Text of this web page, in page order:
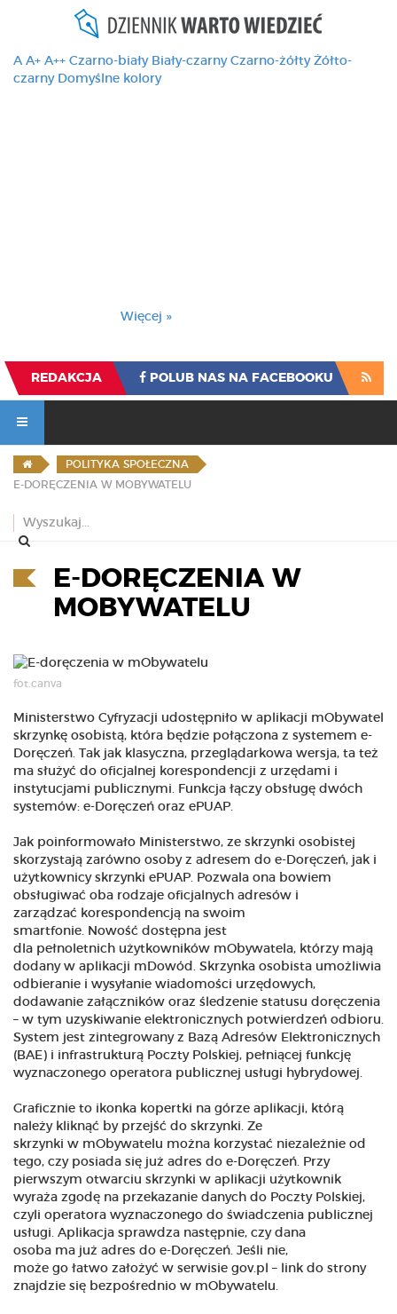
A A+ A++ Czarno-biały Biały-czarny Czarno-żółty Żółto-
czarny Domyślne kolory
Więcej »
REDAKCJA POLUB NAS NA FACEBOOKU
POLITYKA SPOŁECZNA
E-DORĘCZENIA W MOBYWATELU
E-DORĘCZENIA W
MOBYWATELU
fot.canva
Ministerstwo Cyfryzacji udostępniło w aplikacji mObywatel
skrzynkę osobistą, która będzie połączona z systemem e-
Doręczeń. Tak jak klasyczna, przeglądarkowa wersja, ta też
ma służyć do oficjalnej korespondencji z urzędami i
instytucjami publicznymi. Funkcja łączy obsługę dwóch
systemów: e-Doręczeń oraz ePUAP.
Jak poinformowało Ministerstwo, ze skrzynki osobistej
skorzystają zarówno osoby z adresem do e-Doręczeń, jak i
użytkownicy skrzynki ePUAP. Pozwala ona bowiem
obsługiwać oba rodzaje oficjalnych adresów i
zarządzać korespondencją na swoim
smartfonie. Nowość dostępna jest
dla pełnoletnich użytkowników mObywatela, którzy mają
dodany w aplikacji mDowód. Skrzynka osobista umożliwia
odbieranie i wysyłanie wiadomości urzędowych,
dodawanie załączników oraz śledzenie statusu doręczenia
– w tym uzyskiwanie elektronicznych potwierdzeń odbioru.
System jest zintegrowany z Bazą Adresów Elektronicznych
(BAE) i infrastrukturą Poczty Polskiej, pełniącej funkcję
wyznaczonego operatora publicznej usługi hybrydowej.
Graficznie to ikonka kopertki na górze aplikacji, którą
należy kliknąć by przejść do skrzynki. Ze
skrzynki w mObywatelu można korzystać niezależnie od
tego, czy posiada się już adres do e-Doręczeń. Przy
pierwszym otwarciu skrzynki w aplikacji użytkownik
wyraża zgodę na przekazanie danych do Poczty Polskiej,
czyli operatora wyznaczonego do świadczenia publicznej
usługi. Aplikacja sprawdza następnie, czy dana
osoba ma już adres do e-Doręczeń. Jeśli nie,
może go łatwo założyć w serwisie gov.pl – link do strony
znajdzie się bezpośrednio w mObywatelu.